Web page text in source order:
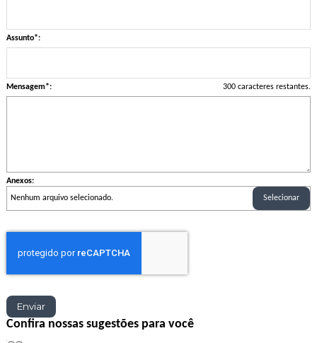
Assunto*:
Mensagem*: 300 caracteres restantes.
Anexos:
Nenhum arquivo selecionado.
Selecionar
Enviar
Confira nossas sugestões para você